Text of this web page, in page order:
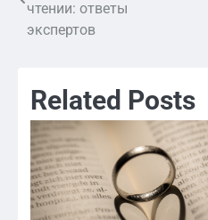
записям
чтении: ответы
экспертов
Related Posts